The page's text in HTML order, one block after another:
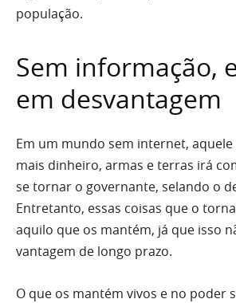
população.
Sem informação,
em desvantagem
Em um mundo sem internet,
mais dinheiro, armas e terras irá
se tornar o governante, selando o
Entretanto, essas coisas que o
aquilo que os mantém, já que isso
vantagem de longo prazo.
O que os mantém vivos e no poder